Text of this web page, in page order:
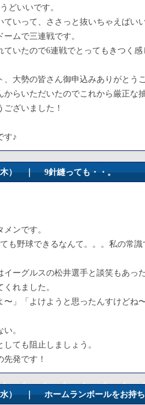
どいいです。
ていって、ささっと抜いちゃえばい
ムで三連戦です。
ていたので6連戦でとってもきつく
、大勢の皆さん御申込みありがとう
からいただいたのでこれから厳正な
ざいました！
す♪
（木） ｜9針縫っても・・。
ンです。
も野球できるなんて。。。私の常
イーグルスの松井選手と談笑もあっ
れました。
〜」「よけようと思ったんすけどね
。
ても阻止しましょう。
先発です！
（水） ｜ホームランボールをお持